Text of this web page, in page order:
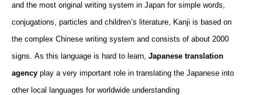
and the most original writing system in Japan for simple words,
conjugations, particles and children’s literature, Kanji is based on
the complex Chinese writing system and consists of about 2000
signs. As this language is hard to learn, Japanese translation
agency play a very important role in translating the Japanese into
other local languages for worldwide understanding